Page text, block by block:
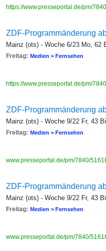
https://www.presseportal.de/pm/
ZDF-Programmänderung
Mainz (ots) - Woche 6/23 Mo, 62
Freitag: Medien > Fernsehen
https://www.presseportal.de/pm/
ZDF-Programmänderung
Mainz (ots) - Woche 9/22 Fr, 43
Freitag: Medien > Fernsehen
www.presseportal.de/pm/7840/
ZDF-Programmänderung
Mainz (ots) - Woche 9/22 Fr, 43
Freitag: Medien > Fernsehen
www.presseportal.de/pm/7840/